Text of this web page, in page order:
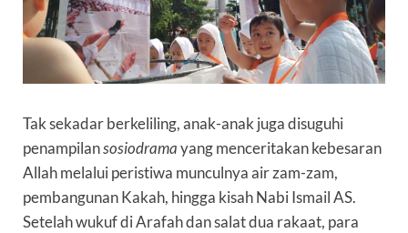
Tak sekadar berkeliling, anak-anak juga disuguhi
penampilansosiodramayang menceritakan kebesaran
Allah melalui peristiwa munculnya air zam-zam,
pembangunan Kakah, hingga kisah Nabi Ismail AS.
Setelah wukuf di Arafah dan salat dua rakaat, para